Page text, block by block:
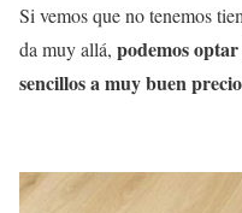
Si vemos que no tenemos
da muy allá, podemos
sencillos a muy buen precio